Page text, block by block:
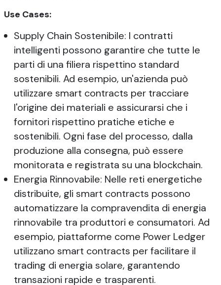
Use Cases:
Supply Chain Sostenibile: I contratti
intelligenti possono garantire che tutte le
parti di una filiera rispettino standard
sostenibili. Ad esempio, un'azienda può
utilizzare smart contracts per tracciare
l'origine dei materiali e assicurarsi che i
fornitori rispettino pratiche etiche e
sostenibili. Ogni fase del processo, dalla
produzione alla consegna, può essere
monitorata e registrata su una blockchain.
Energia Rinnovabile: Nelle reti energetiche
distribuite, gli smart contracts possono
automatizzare la compravendita di energia
rinnovabile tra produttori e consumatori. Ad
esempio, piattaforme come Power Ledger
utilizzano smart contracts per facilitare il
trading di energia solare, garantendo
transazioni rapide e trasparenti.